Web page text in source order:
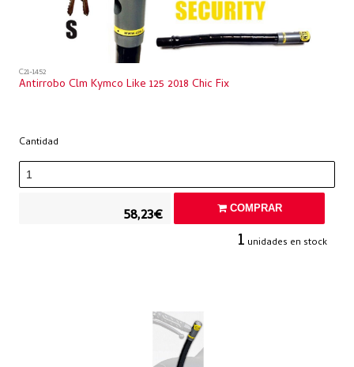
C21-1452
Antirrobo Clm Kymco Like 125 2018 Chic Fix
Cantidad
58,23€ COMPRAR
1 unidades en stock